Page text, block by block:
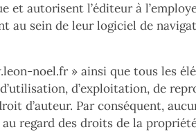
autorisent l’éditeur à
au sein de leur logiciel de
noel.fr» ainsi que tous les
d’exploitation, de
d’auteur. Par conséquent,
regard des droits de la